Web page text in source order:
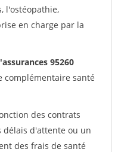
l'ostéopathie,
en charge par la
95260
complémentaire santé
des contrats
délais d'attente ou un
des frais de santé